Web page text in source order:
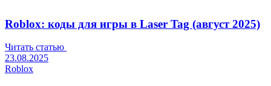
Roblox: коды для игры в Laser Tag (август 2025)
Читать статью
23.08.2025
Roblox